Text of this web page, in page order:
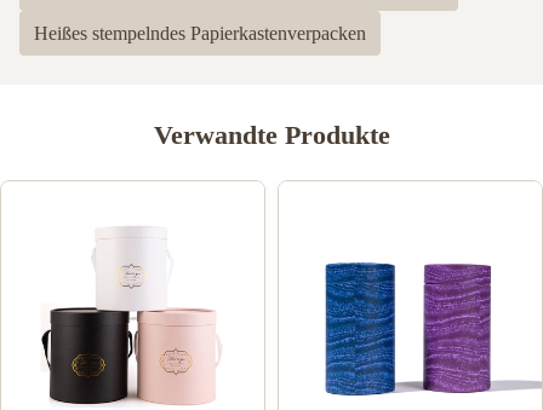
Heißes stempelndes Papierkastenverpacken
Verwandte Produkte